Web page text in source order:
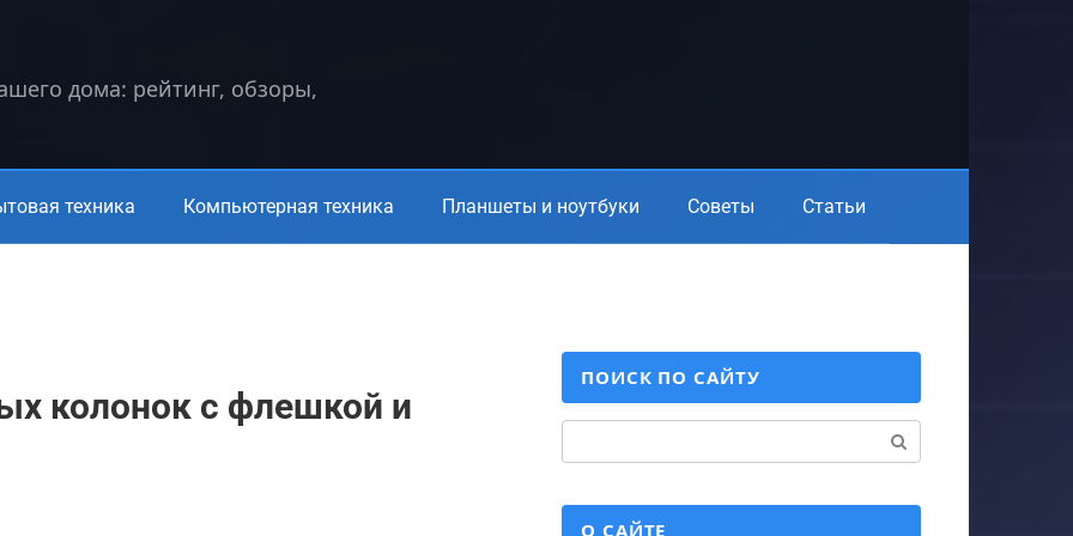
дома: рейтинг, обзоры,
техника Компьютерная техника Планшеты и ноутбуки Советы Статьи
колонок с флешкой и
ПОИСК ПО САЙТУ
О САЙТЕ